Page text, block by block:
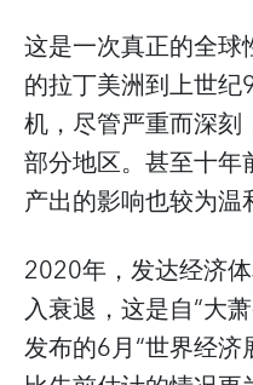
这是一次真正的全
的拉丁美洲到上世
机，尽管严重而深
部分地区。甚至十
产出的影响也较为温
2020年，发达经济
入衰退，这是自“大
发布的6月“世界经